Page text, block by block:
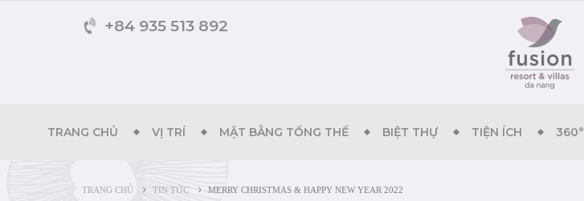
+84 935 513 892
TRANG CHỦ VỊ TRÍ MẶT BẰNG TỔNG THỂ BIỆT THỰ TIỆN ÍCH 360°
TRANG CHỦ TIN TỨC MERRY CHRISTMAS & HAPPY NEW YEAR 2022